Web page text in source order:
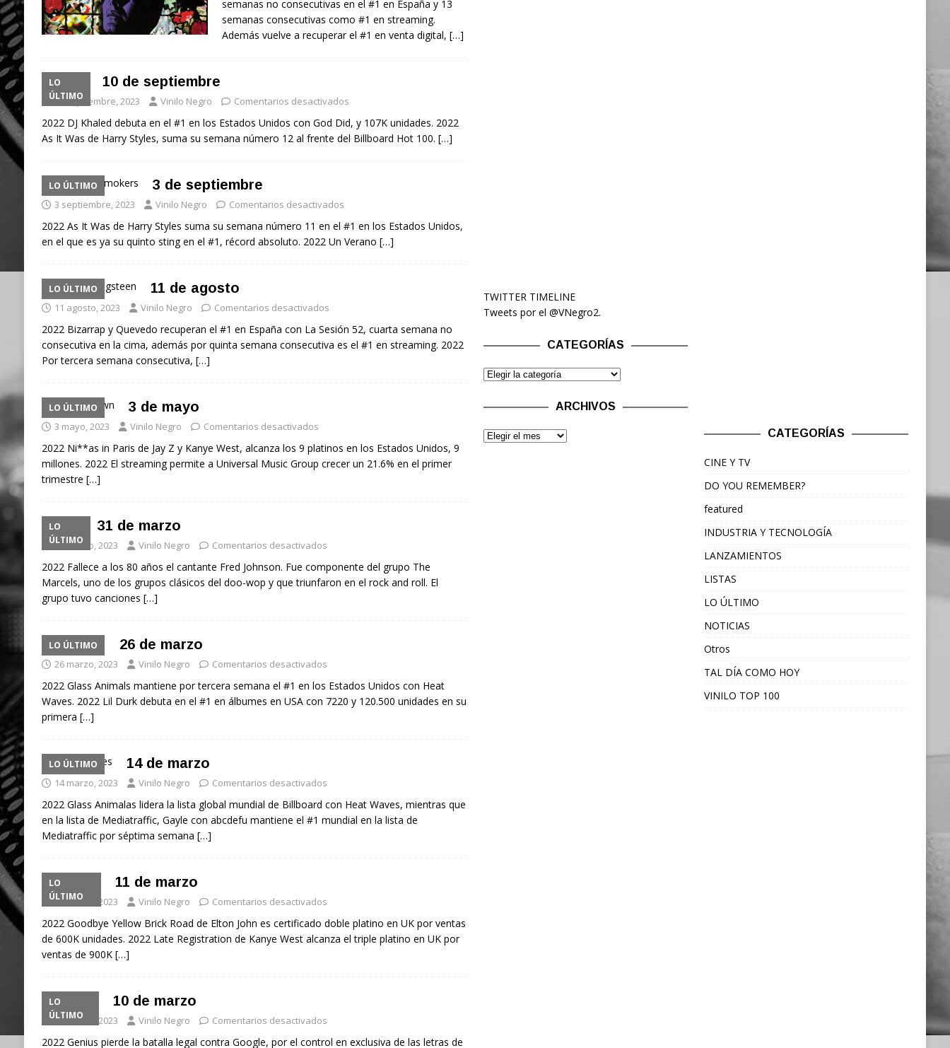
semanas no consecutivas en el #1 en España y 13
semanas consecutivas como #1 en streaming.
Además vuelve a recuperar el #1 en venta digital, […]
LO
ÚLTIMO
10 de septiembre
10 septiembre, 2023 Vinilo Negro Comentarios desactivados
2022 DJ Khaled debuta en el #1 en los Estados Unidos con God Did, y 107K unidades. 2022
As It Was de Harry Styles, suma su semana número 12 al frente del Billboard Hot 100. […]
LO ÚLTIMO 3 de septiembre
3 septiembre, 2023 Vinilo Negro Comentarios desactivados
2022 As It Was de Harry Styles suma su semana número 11 en el #1 en los Estados Unidos,
en el que es ya su quinto sting en el #1, récord absoluto. 2022 Un Verano […]
LO ÚLTIMO 11 de agosto
11 agosto, 2023 Vinilo Negro Comentarios desactivados
2022 Bizarrap y Quevedo recuperan el #1 en España con La Sesión 52, cuarta semana no
consecutiva en la cima, además por quinta semana consecutiva es el #1 en streaming. 2022
Por tercera semana consecutiva, […]
LO ÚLTIMO 3 de mayo
3 mayo, 2023 Vinilo Negro Comentarios desactivados
2022 Ni**as in Paris de Jay Z y Kanye West, alcanza los 9 platinos en los Estados Unidos, 9
millones. 2022 El streaming permite a Universal Music Group crecer un 21.6% en el primer
trimestre […]
LO
ÚLTIMO
31 de marzo
31 marzo, 2023 Vinilo Negro Comentarios desactivados
2022 Fallece a los 80 años el cantante Fred Johnson. Fue componente del grupo The
Marcels, uno de los grupos clásicos del doo-wop y que triunfaron en el rock and roll. El
grupo tuvo canciones […]
LO ÚLTIMO 26 de marzo
26 marzo, 2023 Vinilo Negro Comentarios desactivados
2022 Glass Animals mantiene por tercera semana el #1 en los Estados Unidos con Heat
Waves. 2022 Lil Durk debuta en el #1 en álbumes en USA con 7220 y 120.500 unidades en su
primera […]
LO ÚLTIMO 14 de marzo
14 marzo, 2023 Vinilo Negro Comentarios desactivados
2022 Glass Animalas lidera la lista global mundial de Billboard con Heat Waves, mientras que
en la lista de Mediatraffic, Gayle con abcdefu mantiene el #1 mundial en la lista de
Mediatraffic por séptima semana […]
LO
ÚLTIMO
11 de marzo
11 marzo, 2023 Vinilo Negro Comentarios desactivados
2022 Goodbye Yellow Brick Road de Elton John es certificado doble platino en UK por ventas
de 600K unidades. 2022 Late Registration de Kanye West alcanza el triple platino en UK por
ventas de 900K […]
LO
ÚLTIMO
10 de marzo
10 marzo, 2023 Vinilo Negro Comentarios desactivados
2022 Genius pierde la batalla legal contra Google, por el control en exclusiva de las letras de
TWITTER TIMELINE
Tweets por el @VNegro2.
CATEGORÍAS
ARCHIVOS
CATEGORÍAS
CINE Y TV
DO YOU REMEMBER?
featured
INDUSTRIA Y TECNOLOGÍA
LANZAMIENTOS
LISTAS
LO ÚLTIMO
NOTICIAS
Otros
TAL DÍA COMO HOY
VINILO TOP 100